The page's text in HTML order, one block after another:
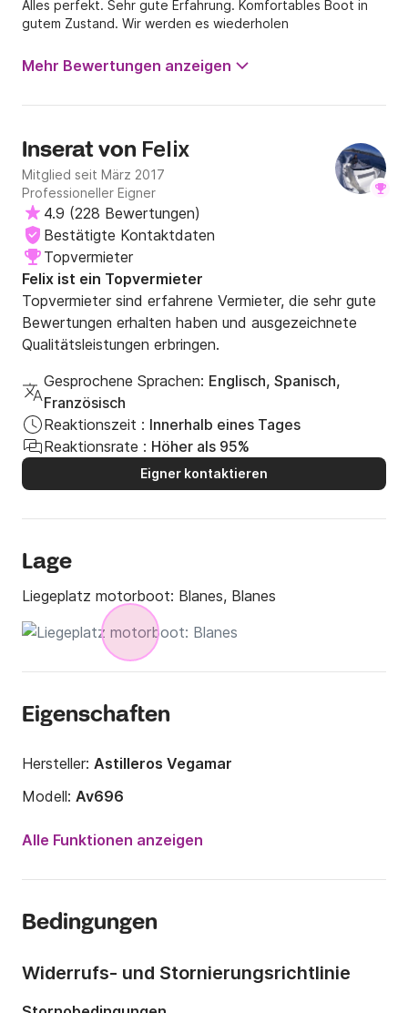
Alles perfekt. Sehr gute Erfahrung. Komfortables Boot in
gutem Zustand. Wir werden es wiederholen
Mehr Bewertungen anzeigen
Inserat von Felix
Mitglied seit März 2017
Professioneller Eigner
4.9 (228 Bewertungen)
Bestätigte Kontaktdaten
Topvermieter
Felix ist ein Topvermieter
Topvermieter sind erfahrene Vermieter, die sehr gute
Bewertungen erhalten haben und ausgezeichnete
Qualitätsleistungen erbringen.
Gesprochene Sprachen: Englisch, Spanisch,
Französisch
Reaktionszeit : Innerhalb eines Tages
Reaktionsrate : Höher als 95%
Eigner kontaktieren
Lage
Liegeplatz motorboot: Blanes, Blanes
Eigenschaften
Hersteller: Astilleros Vegamar
Modell: Av696
Motorleistung:
Anzahl Plätze an Bord:
Alle Funktionen anzeigen
Bedingungen
Widerrufs- und Stornierungsrichtlinie